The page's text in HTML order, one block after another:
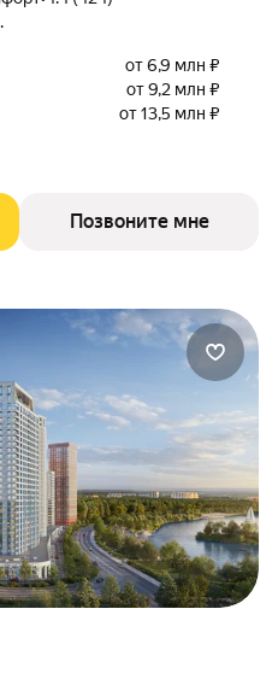
от 6,9 млн ₽
от 9,2 млн ₽
от 13,5 млн ₽
Позвоните мне